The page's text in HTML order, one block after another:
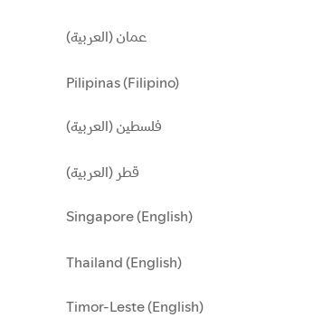
عمان (العربية)
Pilipinas (Filipino)
فلسطين (العربية)
قطر (العربية)
Singapore (English)
Thailand (English)
Timor-Leste (English)